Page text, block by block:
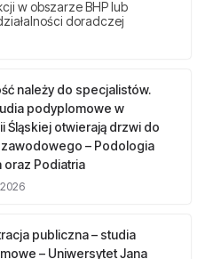
w obszarze BHP lub
doradczej
należy do specjalistów.
podyplomowe w
Śląskiej otwierają drzwi do
– Podologia
oraz Podiatria
publiczna – studia
– Uniwersytet Jana